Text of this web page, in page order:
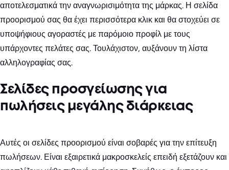
αποτελεσματικά την αναγνωρισιμότητα της μάρκας. Η σελίδα
προορισμού σας θα έχει περισσότερα κλικ και θα στοχεύει σε
υποψήφιους αγοραστές με παρόμοιο προφίλ με τους
υπάρχοντες πελάτες σας. Τουλάχιστον, αυξάνουν τη λίστα
αλληλογραφίας σας.
Σελίδες προσγείωσης για
πωλήσεις μεγάλης διάρκειας
Αυτές οι σελίδες προορισμού είναι σοβαρές για την επίτευξη
πωλήσεων. Είναι εξαιρετικά μακροσκελείς επειδή εξετάζουν και